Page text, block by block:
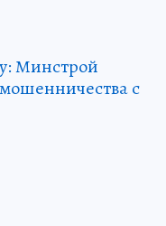
Минстрой
с